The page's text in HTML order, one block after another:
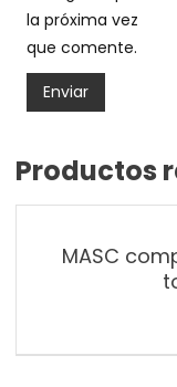
la próxima vez
que comente.
Productos
MASC